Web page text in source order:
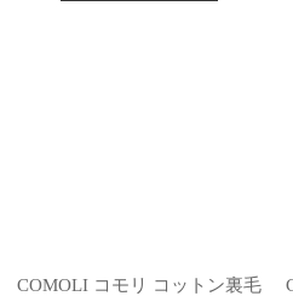
COMOLI コモリ コットン裏毛